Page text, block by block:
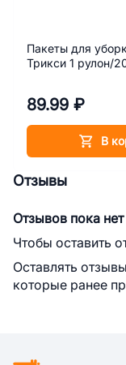
Пакеты для
Трикси 1 рулон/
89.99 ₽
В
Отзывы
Отзывов пока нет
Чтобы оставить
Оставлять
которые ранее